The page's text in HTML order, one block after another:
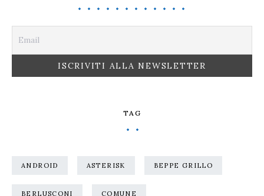
TAG
ANDROID ASTERISK BEPPE GRILLO
BERLUSCONI COMUNE